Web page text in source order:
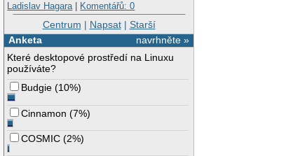
Ladislav Hagara| Komentářů: 0
Centrum | Napsat| Starší
navrhněte »
Anketa
Které desktopové prostředí na Linuxu
používáte?
Budgie (10%)
Cinnamon (7%)
COSMIC (2%)